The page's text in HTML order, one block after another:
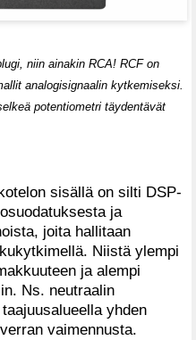
niin ainakin RCA! RCF on
analogisignaalin kytkemiseksi.
potentiometri täydentävät
sisällä on silti DSP-
ja
joita hallitaan
Niistä ylempi
ja alempi
Ns. neutraalin
yhden
vaimennusta.